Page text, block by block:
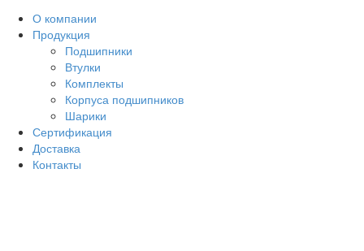
О компании
Продукция
Подшипники
Втулки
Комплекты
Корпуса подшипников
Шарики
Сертификация
Доставка
Контакты